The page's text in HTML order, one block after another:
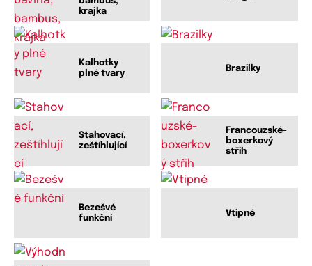
krajka
Kalhotky
plné tvary
Brazilky
Stahovací,
zeštíhlující
Francouzské-
boxerkový
střih
Bezešvé
funkční
Vtipné